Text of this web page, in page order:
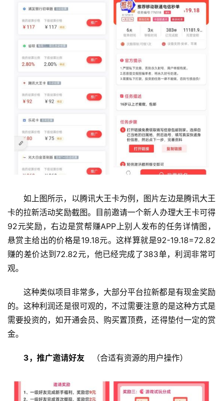
如上图所示，以腾讯大王卡为例，图片左边是腾讯大王
卡的拉新活动奖励截图。目前邀请一个新人办理大王卡可得
92元奖励，右边是赏帮赚APP上别人发布的任务详情图，
悬赏主给出的价格是19.18元。这样算就是92-19.18=72.82
赚的差价达到72.82元，他已经完成了383单，利润非常可
观。
这种类似项目非常多，大部分平台拉新都是有现金奖励
的。这种利润还是很可观的，不过需要注意的是这种方式是
需要投资的，如开通会员、购买置顶费，还得垫付一定的赏
金。
3，推广邀请好友
   （合适有资源的用户操作）